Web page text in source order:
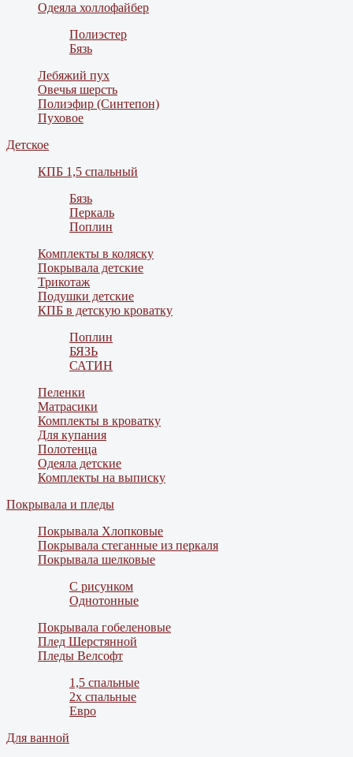
Одеяла холлофайбер
Полиэстер
Бязь
Лебяжий пух
Овечья шерсть
Полиэфир (Синтепон)
Пуховое
Детское
КПБ 1,5 спальный
Бязь
Перкаль
Поплин
Комплекты в коляску
Покрывала детские
Трикотаж
Подушки детские
КПБ в детскую кроватку
Поплин
БЯЗЬ
САТИН
Пеленки
Матрасики
Комплекты в кроватку
Для купания
Полотенца
Одеяла детские
Комплекты на выписку
Покрывала и пледы
Покрывала Хлопковые
Покрывала стеганные из перкаля
Покрывала шелковые
С рисунком
Однотонные
Покрывала гобеленовые
Плед Шерстянной
Пледы Велсофт
1,5 спальные
2х спальные
Евро
Для ванной